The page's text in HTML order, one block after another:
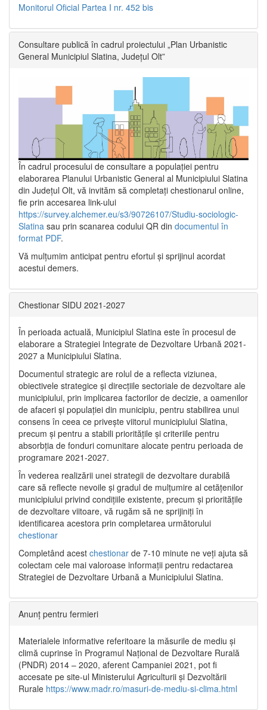
Monitorul Oficial Partea I nr. 452 bis
Consultare publică în cadrul proiectului „Plan Urbanistic
General Municipiul Slatina, Județul Olt”
În cadrul procesului de consultare a populaţiei pentru
elaborarea Planului Urbanistic General al Municipiului Slatina
din Județul Olt, vă invităm să completați chestionarul online,
fie prin accesarea link-ului
https://survey.alchemer.eu/s3/90726107/Studiu-sociologic-
Slatina sau prin scanarea codului QR din documentul în
format PDF.
Vă mulţumim anticipat pentru efortul şi sprijinul acordat
acestui demers.
Chestionar SIDU 2021-2027
În perioada actuală, Municipiul Slatina este în procesul de
elaborare a Strategiei Integrate de Dezvoltare Urbană 2021‐
2027 a Municipiului Slatina.
Documentul strategic are rolul de a reflecta viziunea,
obiectivele strategice și direcțiile sectoriale de dezvoltare ale
municipiului, prin implicarea factorilor de decizie, a oamenilor
de afaceri și populației din municipiu, pentru stabilirea unui
consens în ceea ce privește viitorul municipiului Slatina,
precum și pentru a stabili prioritățile și criteriile pentru
absorbția de fonduri comunitare alocate pentru perioada de
programare 2021-2027.
În vederea realizării unei strategii de dezvoltare durabilă
care să reflecte nevoile și gradul de mulțumire al cetățenilor
municipiului privind condițiile existente, precum și prioritățile
de dezvoltare viitoare, vă rugăm să ne sprijiniți în
identificarea acestora prin completarea următorului
chestionar
Completând acest chestionar de 7-10 minute ne veți ajuta să
colectam cele mai valoroase informații pentru redactarea
Strategiei de Dezvoltare Urbană a Municipiului Slatina.
Anunț pentru fermieri
Materialele informative referitoare la măsurile de mediu și
climă cuprinse în Programul Național de Dezvoltare Rurală
(PNDR) 2014 – 2020, aferent Campaniei 2021, pot fi
accesate pe site-ul Ministerului Agriculturii și Dezvoltării
Rurale https://www.madr.ro/masuri-de-mediu-si-clima.html